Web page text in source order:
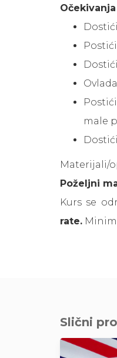
Dostići
Dostići
O
male
Materijali/
Poželjni
Kurs se
rate.
Slični